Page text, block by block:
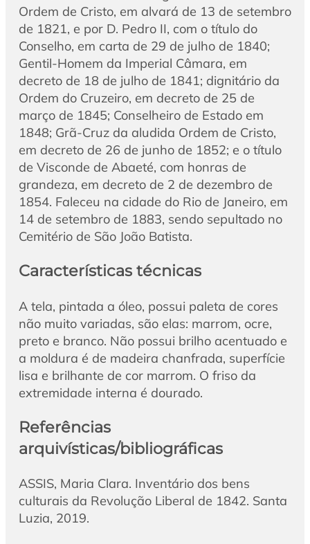
Ordem de Cristo, em alvará de 13 de setembro
de 1821, e por D. Pedro II, com o título do
Conselho, em carta de 29 de julho de 1840;
Gentil-Homem da Imperial Câmara, em
decreto de 18 de julho de 1841; dignitário da
Ordem do Cruzeiro, em decreto de 25 de
março de 1845; Conselheiro de Estado em
1848; Grã-Cruz da aludida Ordem de Cristo,
em decreto de 26 de junho de 1852; e o título
de Visconde de Abaeté, com honras de
grandeza, em decreto de 2 de dezembro de
1854. Faleceu na cidade do Rio de Janeiro, em
14 de setembro de 1883, sendo sepultado no
Cemitério de São João Batista.
Características técnicas
A tela, pintada a óleo, possui paleta de cores
não muito variadas, são elas: marrom, ocre,
preto e branco. Não possui brilho acentuado e
a moldura é de madeira chanfrada, superfície
lisa e brilhante de cor marrom. O friso da
extremidade interna é dourado.
Referências
arquivísticas/bibliográficas
ASSIS, Maria Clara. Inventário dos bens
culturais da Revolução Liberal de 1842. Santa
Luzia, 2019.